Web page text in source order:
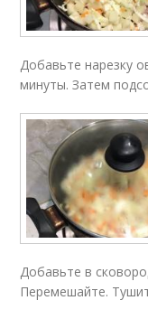
Добавьте нарезку
минуты. Затем
Добавьте в
Перемешайте.